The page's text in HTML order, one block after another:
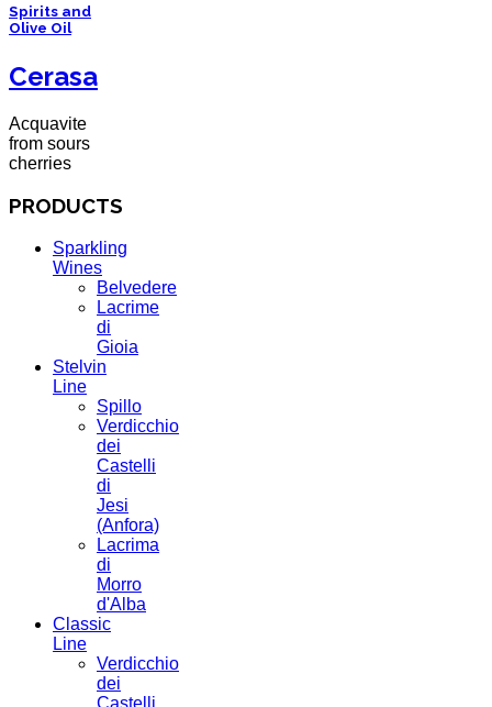
Spirits and
Olive Oil
Cerasa
Acquavite
from sours
cherries
PRODUCTS
Sparkling
Wines
Belvedere
Lacrime
di
Gioia
Stelvin
Line
Spillo
Verdicchio
dei
Castelli
di
Jesi
(Anfora)
Lacrima
di
Morro
d'Alba
Classic
Line
Verdicchio
dei
Castelli